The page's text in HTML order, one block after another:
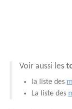
Voir aussi les
la liste des
La liste des